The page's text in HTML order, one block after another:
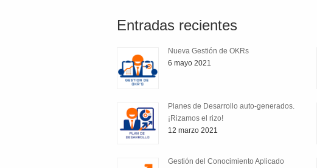
Entradas recientes
Nueva Gestión de OKRs
6 mayo 2021
Planes de Desarrollo auto-generados.
¡Rizamos el rizo!
12 marzo 2021
Gestión del Conocimiento Aplicado